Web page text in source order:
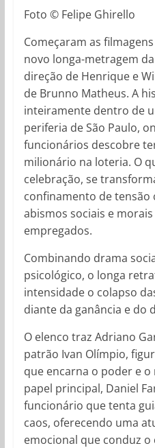
Foto © Felipe Ghirello
Começaram as
novo longa-metragem
direção de Henrique e
de Brunno Matheus. A
inteiramente dentro de
periferia de São Paulo,
funcionários descobre
milionário na loteria. O
celebração, se
confinamento de tensão
abismos sociais e
empregados.
Combinando drama
psicológico, o longa
intensidade o colapso
diante da ganância e do
O elenco traz Adriano
patrão Ivan Olímpio,
que encarna o poder e
papel principal, Daniel
funcionário que tenta
caos, oferecendo uma
emocional que conduz